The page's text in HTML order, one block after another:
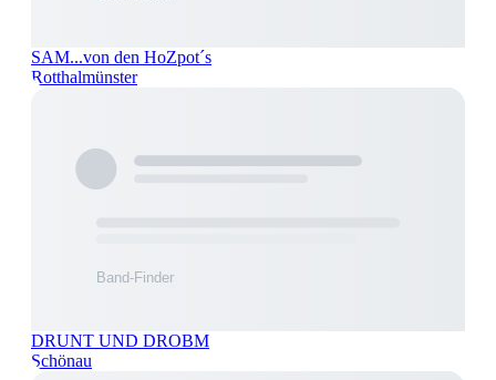
SAM...von den HoZpot´s
Rotthalmünster
DRUNT UND DROBM
Schönau